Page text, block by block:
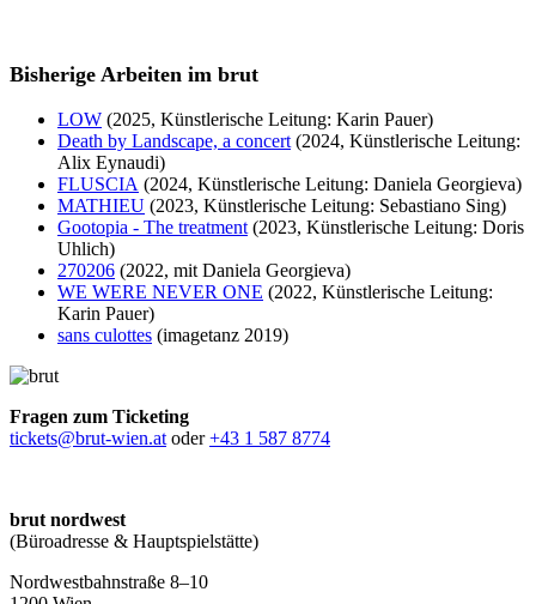
Bisherige Arbeiten im brut
LOW (2025, Künstlerische Leitung: Karin Pauer)
Death by Landscape, a concert (2024, Künstlerische Leitung:
Alix Eynaudi)
FLUSCIA (2024, Künstlerische Leitung: Daniela Georgieva)
MATHIEU (2023, Künstlerische Leitung: Sebastiano Sing)
Gootopia - The treatment (2023, Künstlerische Leitung: Doris
Uhlich)
270206 (2022, mit Daniela Georgieva)
WE WERE NEVER ONE (2022, Künstlerische Leitung:
Karin Pauer)
sans culottes (imagetanz 2019)
Fragen zum Ticketing
tickets@brut-wien.at oder+43 1 587 8774
brut nordwest
(Büroadresse & Hauptspielstätte)
Nordwestbahnstraße 8–10